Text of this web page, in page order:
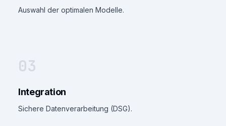
Auswahl der optimalen Modelle.
03
Integration
Sichere Datenverarbeitung (DSG).